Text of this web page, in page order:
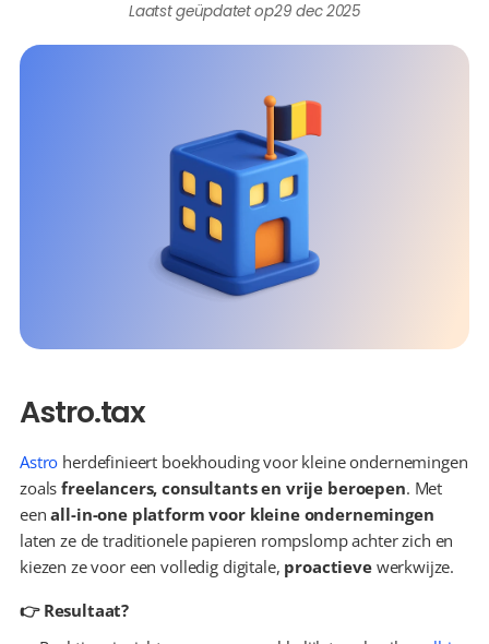
Laatst geüpdatet op29 dec 2025
Astro.tax
Astro herdefinieert boekhouding voor kleine ondernemingen
zoals freelancers, consultants en vrije beroepen. Met
een all-in-one platform voor kleine ondernemingen
laten ze de traditionele papieren rompslomp achter zich en
kiezen ze voor een volledig digitale, proactieve werkwijze.
👉 Resultaat?